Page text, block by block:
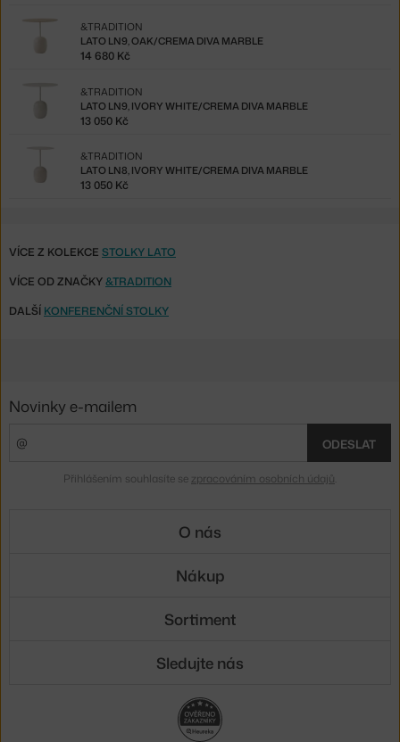
LATO LN9, OAK/CREMA DIVA MARBLE
&TRADITION
14 680 Kč
LATO LN9, IVORY WHITE/CREMA DIVA MARBLE
&TRADITION
13 050 Kč
LATO LN8, IVORY WHITE/CREMA DIVA MARBLE
&TRADITION
13 050 Kč
VÍCE Z KOLEKCE STOLKY LATO
VÍCE OD ZNAČKY&TRADITION
DALŠÍ KONFERENČNÍ STOLKY
Novinky e-mailem
ODESLAT
Přihlášením souhlasíte se zpracováním osobních údajů
O nás
Nákup
Sortiment
Sledujte nás